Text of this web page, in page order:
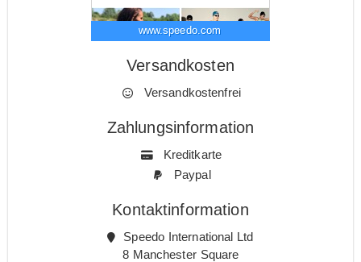
www.speedo.com
Versandkosten
Versandkostenfrei
Zahlungsinformation
Kreditkarte
Paypal
Kontaktinformation
Speedo International Ltd
8 Manchester Square